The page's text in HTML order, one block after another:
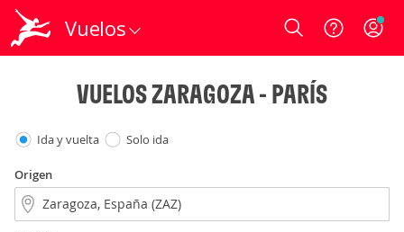
Vuelos Login
VUELOS ZARAGOZA - PARÍS
Ida y vuelta Solo ida
Origen